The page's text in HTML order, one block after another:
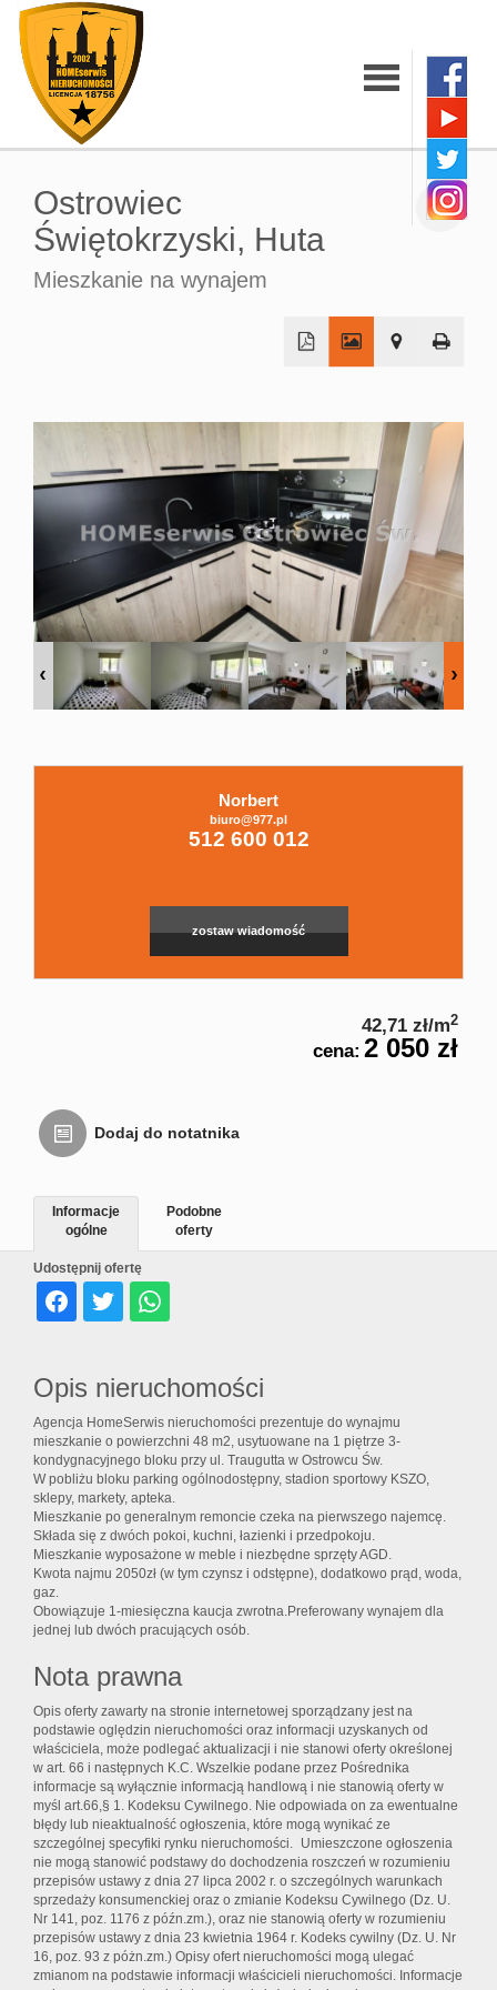
Strona
Mieszkania
Domy
Dzialki
Lokale
Usługi
deweloperska
Rodo
Ostrowiec
Świętokrzyski, Huta
Mieszkanie na wynajem
−
Leaflet
Norbert
biuro@977.pl
512 600 012
zostaw wiadomość
42,71 zł/m2
cena: 2 050 zł
Dodaj do notatnika
Udostępnij ofertę
Informacje
ogólne
Podobne
oferty
Opis nieruchomości
Agencja HomeSerwis nieruchomości prezentuje do wynajmu
mieszkanie o powierzchni 48 m2, usytuowane na 1 piętrze 3-
kondygnacyjnego bloku przy ul. Traugutta w Ostrowcu Św.
W pobliżu bloku parking ogólnodostępny, stadion sportowy KSZO,
sklepy, markety, apteka.
Mieszkanie po generalnym remoncie czeka na pierwszego najemcę.
Składa się z dwóch pokoi, kuchni, łazienki i przedpokoju.
Mieszkanie wyposażone w meble i niezbędne sprzęty AGD.
Kwota najmu 2050zł (w tym czynsz i odstępne), dodatkowo prąd, woda,
gaz.
Obowiązuje 1-miesięczna kaucja zwrotna.Preferowany wynajem dla
jednej lub dwóch pracujących osób.
Nota prawna
Opis oferty zawarty na stronie internetowej sporządzany jest na
podstawie oględzin nieruchomości oraz informacji uzyskanych od
właściciela, może podlegać aktualizacji i nie stanowi oferty określonej
w art. 66 i następnych K.C. Wszelkie podane przez Pośrednika
informacje są wyłącznie informacją handlową i nie stanowią oferty w
myśl art.66,§ 1. Kodeksu Cywilnego. Nie odpowiada on za ewentualne
błędy lub nieaktualność ogłoszenia, które mogą wynikać ze
szczególnej specyfiki rynku nieruchomości. Umieszczone ogłoszenia
nie mogą stanowić podstawy do dochodzenia roszczeń w rozumieniu
przepisów ustawy z dnia 27 lipca 2002 r. o szczególnych warunkach
sprzedaży konsumenckiej oraz o zmianie Kodeksu Cywilnego (Dz. U.
Nr 141, poz. 1176 z późn.zm.), oraz nie stanowią oferty w rozumieniu
przepisów ustawy z dnia 23 kwietnia 1964 r. Kodeks cywilny (Dz. U. Nr
16, poz. 93 z póżn.zm.) Opisy ofert nieruchomości mogą ulegać
zmianom na podstawie informacji właścicieli nieruchomości. Informacje